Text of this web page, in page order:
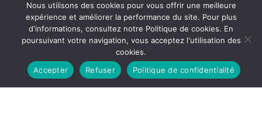
Nous utilisons des cookies pour vous offrir une meilleure
expérience et améliorer la performance du site. Pour plus
d'informations, consultez notre Politique de cookies. En
poursuivant votre navigation, vous acceptez l'utilisation des
cookies.
Accepter
Refuser Politique de confidentialité